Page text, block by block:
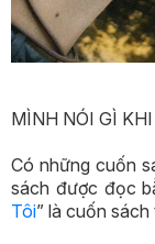
MÌNH NÓI GÌ
Có những cuốn
sách được đọc
Tôi” là cuốn